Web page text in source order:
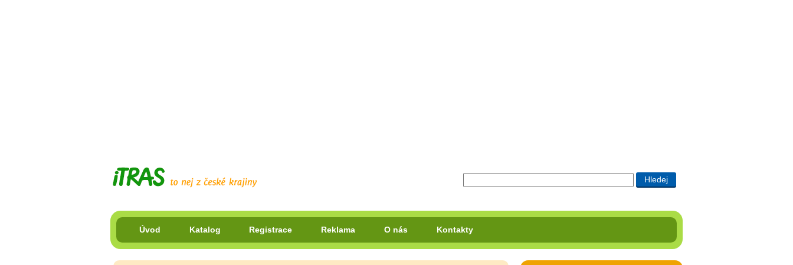
Úvod Katalog Registrace Reklama O nás Kontakty